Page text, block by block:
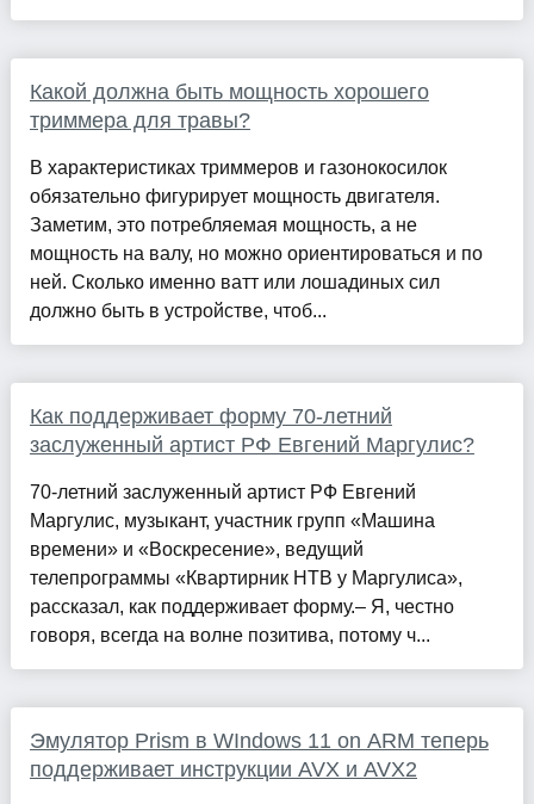
Какой должна быть мощность хорошего
триммера для травы?
В характеристиках триммеров и газонокосилок
обязательно фигурирует мощность двигателя.
Заметим, это потребляемая мощность, а не
мощность на валу, но можно ориентироваться и по
ней. Сколько именно ватт или лошадиных сил
должно быть в устройстве, чтоб...
Как поддерживает форму 70-летний
заслуженный артист РФ Евгений Маргулис?
70-летний заслуженный артист РФ Евгений
Маргулис, музыкант, участник групп «Машина
времени» и «Воскресение», ведущий
телепрограммы «Квартирник НТВ у Маргулиса»,
рассказал, как поддерживает форму.– Я, честно
говоря, всегда на волне позитива, потому ч...
Эмулятор Prism в WIndows 11 on ARM теперь
поддерживает инструкции AVX и AVX2